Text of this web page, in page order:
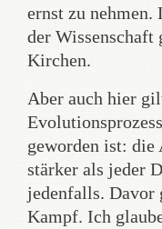
ernst zu
der Wissenschaft
Kirchen.
Aber auch hier
geworden ist:
stärker als jeder
jedenfalls. Davor
Kampf. Ich